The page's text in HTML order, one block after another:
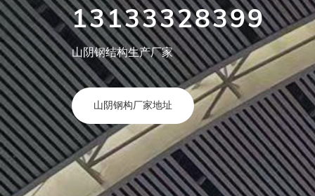
13133328399
山阴钢构厂家报价合理
查看山阴钢构详情